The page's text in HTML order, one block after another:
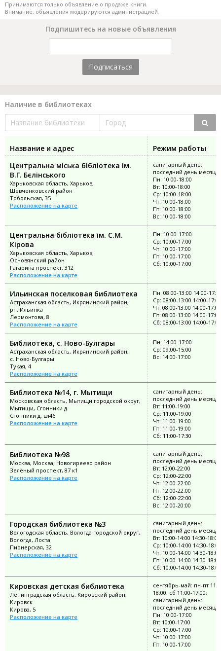
Принимаются только объявление о продаже книги.
Внимание, объявления модерируются администрацией.
Подпишитесь на новые объявления
Подписаться
Наличие в библиотеках
Название и адрес
Режим работы
Центральна міська бібліотека ім.
В.Г. Бєлінського
Харьковская область, Харьков,
Шевченковский район
Тобольская, 35
Расположение на карте
санитарный день:
последний день месяца
Пн: 10:00-18:00
Вт: 10:00-18:00
Ср: 10:00-18:00
Чт: 10:00-18:00
Пт: 10:00-18:00
Вс: 10:00-18:00
Центральна бібліотека ім. С.М.
Кірова
Харьковская область, Харьков,
Основянский район
Гагарина проспект, 312
Расположение на карте
Пн: 10:00-17:00
Ср: 10:00-17:00
Чт: 10:00-17:00
Пт: 10:00-17:00
Сб: 10:00-17:00
Ильинская поселковая библиотека
Астраханская область, Икрянинский район,
рп. Ильинка
Лермонтова, 8
Расположение на карте
Пн: 08:00-13:00 14:00-
Ср: 08:00-13:00 14:00-17:00
Чт: 08:00-13:00 14:00-17:00
Пт: 08:00-13:00 14:00-17:00
Сб: 08:00-13:00 14:00-17:00
Библиотека, с. Ново-Булгары
Астраханская область, Икрянинский район,
с. Ново-Булгары
Тукая, 4
Расположение на карте
Пн: 14:00-17:00
Ср: 09:00-15:00
Вс: 14:00-17:00
Библиотека №14, г. Мытищи
Московская область, Мытищи городской округ,
Мытищи, Сгонники д.
Сгонники д, вл46
Расположение на карте
санитарный день:
последний день месяца
Вт: 11:00-19:00
Ср: 11:00-19:00
Чт: 11:00-19:00
Пт: 11:00-19:00
Сб: 11:00-17:30
Библиотека №98
Москва, Москва, Новогиреево район
Зелёный проспект, 87 к1
Расположение на карте
санитарный день:
последний день месяца
Вт: 12:00-22:00
Ср: 12:00-22:00
Чт: 12:00-22:00
Пт: 12:00-22:00
Сб: 12:00-22:00
Вс: 12:00-20:00
Городская библиотека №3
Вологодская область, Вологда городской округ,
Вологда, Лоста
Пионерская, 32
Расположение на карте
санитарный день:
последний день месяца
Вт: 10:00-14:00 14:30-18:00
Ср: 10:00-14:00 14:30-18:00
Чт: 10:00-14:00 14:30-18:00
Пт: 10:00-14:00 14:30-18:00
Сб: 10:00-14:00 14:30-18:00
Кировская детская библиотека
Ленинградская область, Кировский район,
Кировск
Кирова, 5
Расположение на карте
сентябрь-май: пн-пт
18:00; сб 11:00-17:00;
санитарный день:
последний день месяца
Пн: 10:00-17:00
Вт: 10:00-17:00
Ср: 10:00-17:00
Чт: 10:00-17:00
Пт: 10:00-17:00